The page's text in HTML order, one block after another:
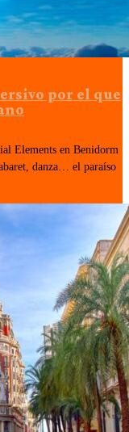
por el que
Elements en Benidorm
danza… el paraíso